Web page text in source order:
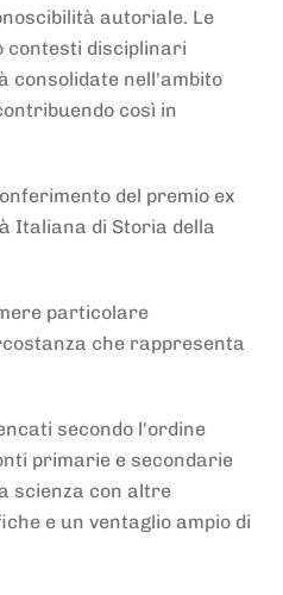
autoriale. Le
contesti disciplinari
consolidate nell'ambito
così in
del premio ex
Italiana di Storia della
particolare
che rappresenta
secondo l'ordine
primarie e secondarie
scienza con altre
e un ventaglio ampio di